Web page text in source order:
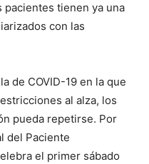
pacientes tienen ya una
con las
de COVID-19 en la que
al alza, los
pueda repetirse. Por
del Paciente
el primer sábado